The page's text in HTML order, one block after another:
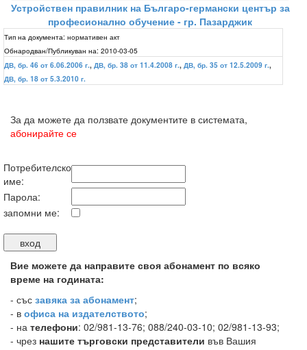
Устройствен правилник на Българо-германски център за
професионално обучение - гр. Пазарджик
Тип на документа: нормативен акт
Обнародван/Публикуван на: 2010-03-05
ДВ, бр. 46 от 6.06.2006 г., ДВ, бр. 38 от 11.4.2008 г., ДВ, бр. 35 от 12.5.2009 г.,
ДВ, бр. 18 от 5.3.2010 г.
За да можете да ползвате документите в системата,
абонирайте се
Потребителско
име:
Парола:
запомни ме:
Вие можете да направите своя абонамент по всяко
време на годината:
- със завяка за абонамент;
- в офиса на издателството;
- на телефони: 02/981-13-76; 088/240-03-10; 02/981-13-93;
- чрез нашите търговски представители във Вашия